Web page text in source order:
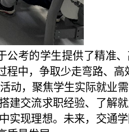
公考的学生提供了精准
中，争取少走弯路、高
动，聚焦学生实际就业
建交流求职经验、了解
实现理想。未来，交通